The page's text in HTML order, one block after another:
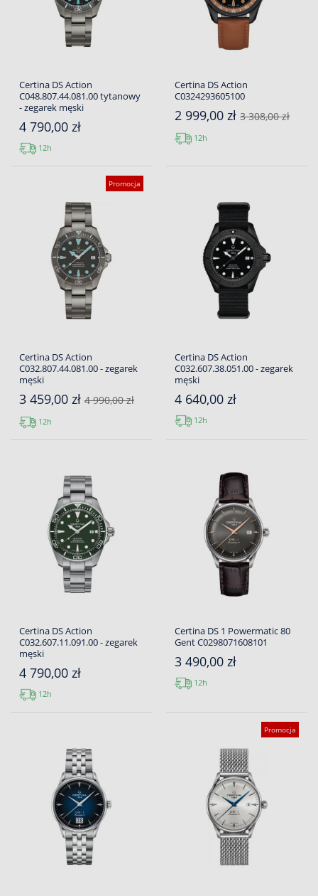
Certina DS Action
C048.807.44.081.00 tytanowy
- zegarek męski
4 790,00 zł
12h
Certina DS Action
C0324293605100
2 999,00 zł 3 308,00 zł
12h
Promocja
Certina DS Action
C032.807.44.081.00 - zegarek
męski
3 459,00 zł 4 990,00 zł
12h
Certina DS Action
C032.607.38.051.00 - zegarek
męski
4 640,00 zł
12h
Certina DS Action
C032.607.11.091.00 - zegarek
męski
4 790,00 zł
12h
Certina DS 1 Powermatic 80
Gent C0298071608101
3 490,00 zł
12h
Promocja